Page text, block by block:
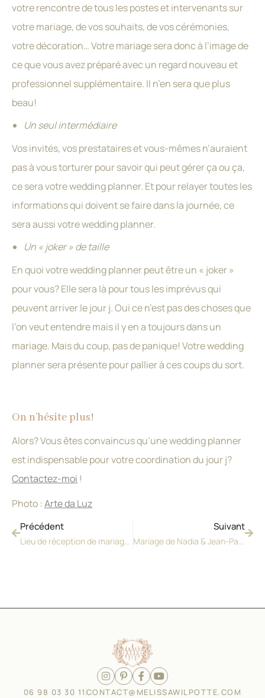
votre rencontre de tous les postes et intervenants sur
votre mariage, de vos souhaits, de vos cérémonies,
votre décoration… Votre mariage sera donc à l’image de
ce que vous avez préparé avec un regard nouveau et
professionnel supplémentaire. Il n’en sera que plus
beau!
Un seul intermédiaire
Vos invités, vos prestataires et vous-mêmes n’auraient
pas à vous torturer pour savoir qui peut gérer ça ou ça,
ce sera votre wedding planner. Et pour relayer toutes les
informations qui doivent se faire dans la journée, ce
sera aussi votre wedding planner.
Un « joker » de taille
En quoi votre wedding planner peut être un « joker »
pour vous? Elle sera là pour tous les imprévus qui
peuvent arriver le jour j. Oui ce n’est pas des choses que
l’on veut entendre mais il y en a toujours dans un
mariage. Mais du coup, pas de panique! Votre wedding
planner sera présente pour pallier à ces coups du sort.
On n’hésite plus!
Alors? Vous êtes convaincus qu’une wedding planner
est indispensable pour votre coordination du jour j?
Contactez-moi !
Photo : Arte da Luz
Précédent Suivant
06 98 03 30 11 CONTACT@MELISSAWILPOTTE.COM